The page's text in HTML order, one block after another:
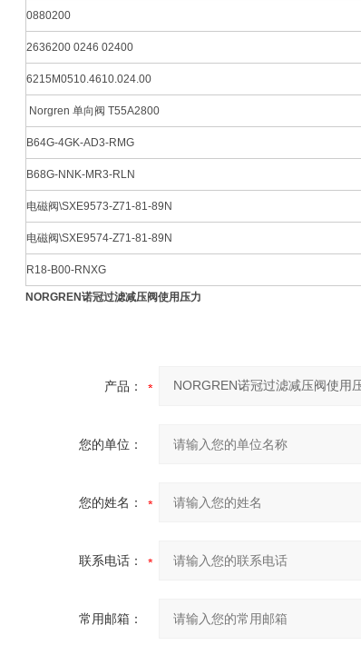
0880200
2636200 0246 02400
6215M0510.4610.024.00
Norgren 单向阀 T55A2800
B64G-4GK-AD3-RMG
B68G-NNK-MR3-RLN
电磁阀\SXE9573-Z71-81-89N
电磁阀\SXE9574-Z71-81-89N
R18-B00-RNXG
NORGREN诺冠过滤减压阀使用压力
产品：
您的单位：
您的姓名：
联系电话：
常用邮箱：